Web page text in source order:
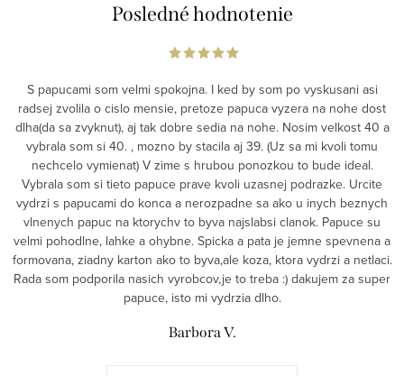
Posledné hodnotenie
S papucami som velmi spokojna. I ked by som po vyskusani asi
radsej zvolila o cislo mensie, pretoze papuca vyzera na nohe dost
dlha(da sa zvyknut), aj tak dobre sedia na nohe. Nosim velkost 40 a
vybrala som si 40. , mozno by stacila aj 39. (Uz sa mi kvoli tomu
nechcelo vymienat) V zime s hrubou ponozkou to bude ideal.
Vybrala som si tieto papuce prave kvoli uzasnej podrazke. Urcite
vydrzi s papucami do konca a nerozpadne sa ako u inych beznych
vlnenych papuc na ktorychv to byva najslabsi clanok. Papuce su
velmi pohodlne, lahke a ohybne. Spicka a pata je jemne spevnena a
formovana, ziadny karton ako to byva,ale koza, ktora vydrzi a netlaci.
Rada som podporila nasich vyrobcov,je to treba :) dakujem za super
papuce, isto mi vydrzia dlho.
Barbora V.